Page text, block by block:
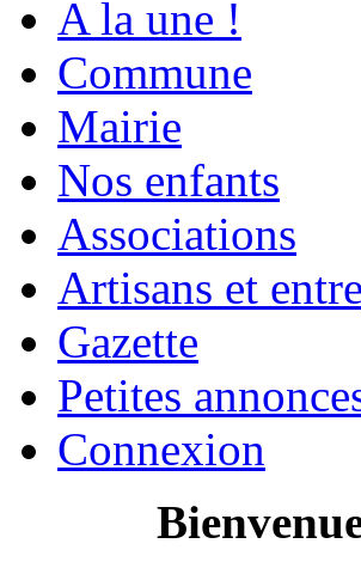
A la une !
Commune
Mairie
Nos enfants
Associations
Artisans et
Gazette
Petites
Connexion